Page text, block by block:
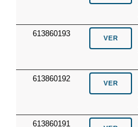
613860193
613860192
613860191